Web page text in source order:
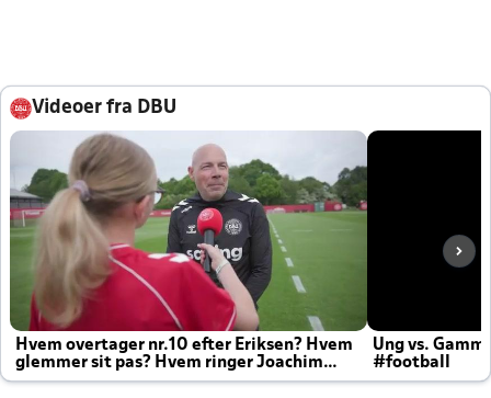
Videoer fra DBU
Hvem overtager nr.10 efter Eriksen? Hvem
glemmer sit pas? Hvem ringer Joachim
altid til efter kampe?
Ung vs.
#football